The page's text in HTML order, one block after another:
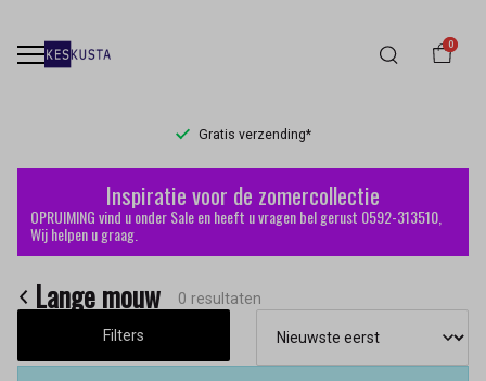
0
Gratis verzending*
Lange
mouw
Keskusta
Inspiratie voor de zomercollectie
OPRUIMING vind u onder Sale en heeft u vragen bel gerust 0592-313510,
Wij helpen u graag.
Lange mouw 0 resultaten
Filters